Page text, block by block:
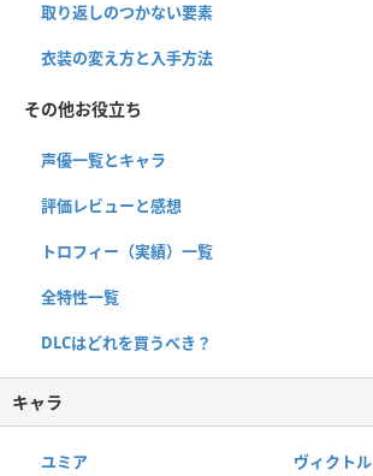
取り返しのつかない要素
衣装の変え方と入手方法
その他お役立ち
声優一覧とキャラ
評価レビューと感想
トロフィー（実績）一覧
全特性一覧
DLCはどれを買うべき？
キャラ
ユミア ヴィクトル